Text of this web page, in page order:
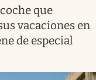
que
vacaciones en
de especial